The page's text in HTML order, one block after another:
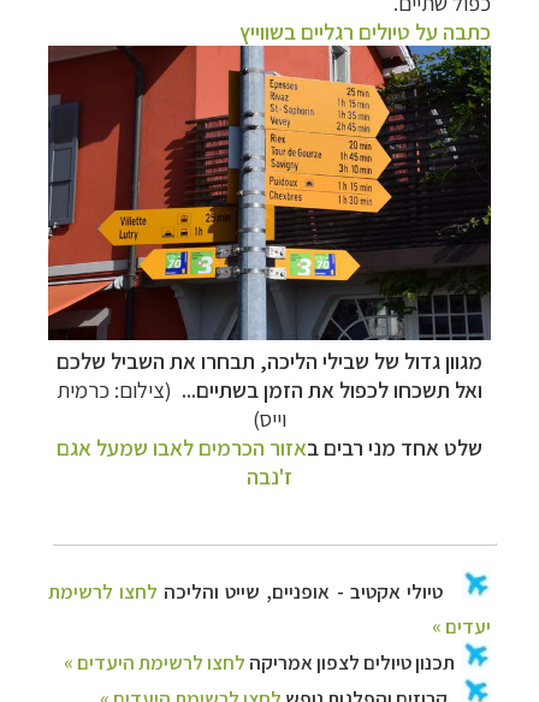
כתבה על טיולים רגליים בשווייץ
מגוון גדול של שבילי הליכה, תבחרו את השביל שלכם
ואל תשכחו לכפול את הזמן בשתיים... (צילום: כרמית
וייס)
שלט אחד מני רבים באזור הכרמים לאבו שמעל אגם
ז'נבה